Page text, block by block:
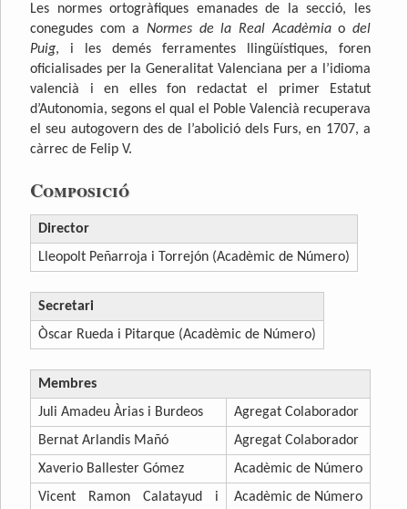
Les normes ortogràfiques emanades de la secció, les
conegudes com a Normes de la Real Acadèmiaodel
Puig, i les demés ferramentes llingüístiques, foren
oficialisades per la Generalitat Valenciana per a l’idioma
valencià i en elles fon redactat el primer Estatut
d’Autonomia, segons el qual el Poble Valencià recuperava
el seu autogovern des de l’abolició dels Furs, en 1707, a
càrrec de Felip V.
Composició
Director
Lleopolt Peñarroja i Torrejón (Acadèmic de Número)
Secretari
Òscar Rueda i Pitarque (Acadèmic de Número)
Membres
Juli Amadeu Àrias i Burdeos
Agregat Colaborador
Bernat Arlandis Mañó
Agregat Colaborador
Xaverio Ballester Gómez
Acadèmic de Número
Vicent Ramon Calatayud i
Acadèmic de Número